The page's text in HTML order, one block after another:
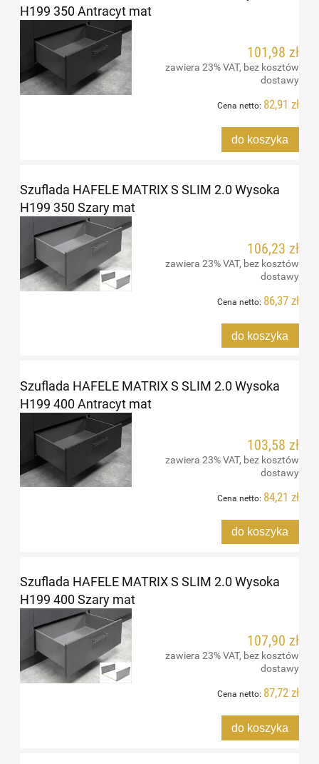
H199 350 Antracyt mat
101,98 zł
zawiera 23% VAT, bez kosztów
dostawy
Cena netto: 82,91 zł
do koszyka
Szuflada HAFELE MATRIX S SLIM 2.0 Wysoka
H199 350 Szary mat
106,23 zł
zawiera 23% VAT, bez kosztów
dostawy
Cena netto: 86,37 zł
do koszyka
Szuflada HAFELE MATRIX S SLIM 2.0 Wysoka
H199 400 Antracyt mat
103,58 zł
zawiera 23% VAT, bez kosztów
dostawy
Cena netto: 84,21 zł
do koszyka
Szuflada HAFELE MATRIX S SLIM 2.0 Wysoka
H199 400 Szary mat
107,90 zł
zawiera 23% VAT, bez kosztów
dostawy
Cena netto: 87,72 zł
do koszyka